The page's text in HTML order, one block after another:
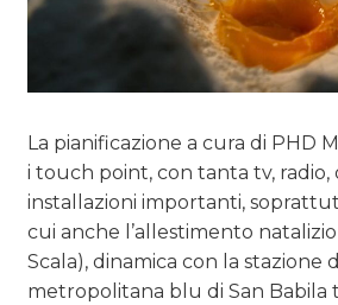
La pianificazione a cura di PHD
i touch point, con tanta tv,
installazioni importanti,
cui anche l’allestimento
Scala), dinamica con la stazione
metropolitana blu di San Babila